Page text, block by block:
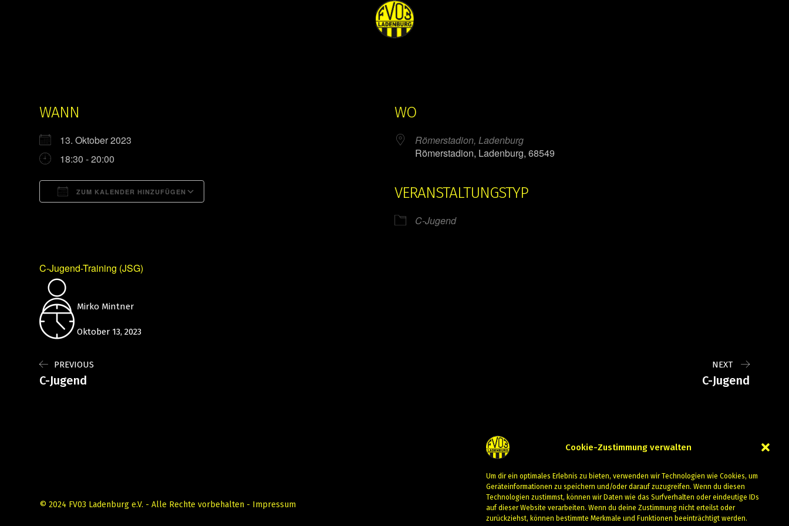
Cookie-Zustimmung verwalten
Um dir ein optimales Erlebnis zu bieten, verwenden wir Technologien wie Cookies, um
Geräteinformationen zu speichern und/oder darauf zuzugreifen. Wenn du diesen
Technologien zustimmst, können wir Daten wie das Surfverhalten oder eindeutige IDs
auf dieser Website verarbeiten. Wenn du deine Zustimmung nicht erteilst oder
zurückziehst, können bestimmte Merkmale und Funktionen beeinträchtigt werden.
WANN
13. Oktober 2023
18:30 - 20:00
ZUM KALENDER HINZUFÜGEN
iCalendar
WO
Römerstadion, Ladenburg
Römerstadion, Ladenburg, 68549
VERANSTALTUNGSTYP
C-Jugend
C-Jugend-Training (JSG)
Mirko Mintner
Oktober 13, 2023
PREVIOUS
C-Jugend
NEXT
C-Jugend
© 2024 FV03 Ladenburg e.V. - Alle Rechte vorbehalten - Impressum